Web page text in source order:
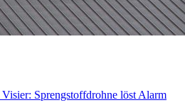
Sprengstoffdrohne löst Alarm